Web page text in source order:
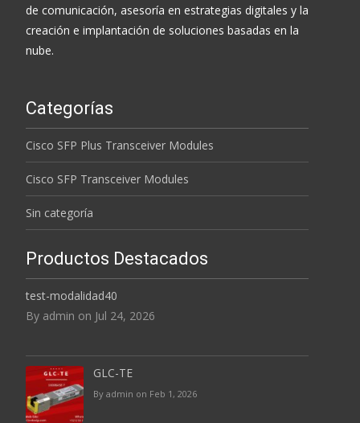
de comunicación, asesoría en estrategias digitales y la
creación e implantación de soluciones basadas en la
nube.
Categorías
Cisco SFP Plus Transceiver Modules
Cisco SFP Transceiver Modules
Sin categoría
Productos Destacados
test-modalidad40
By admin on Jul 24, 2026
GLC-TE
By admin on Feb 1, 2026